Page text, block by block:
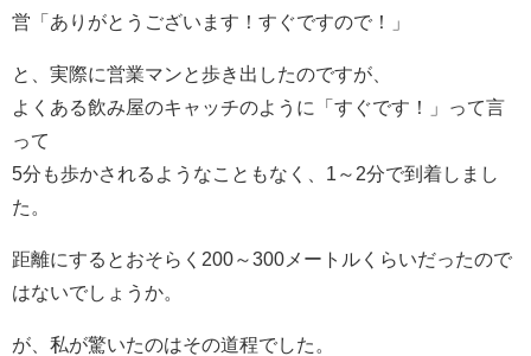
営「ありがとうございます！すぐですので！」
と、実際に営業マンと歩き出したのですが、
よくある飲み屋のキャッチのように「すぐです！」って言
って
5分も歩かされるようなこともなく、1～2分で到着しまし
た。
距離にするとおそらく200～300メートルくらいだったので
はないでしょうか。
が、私が驚いたのはその道程でした。